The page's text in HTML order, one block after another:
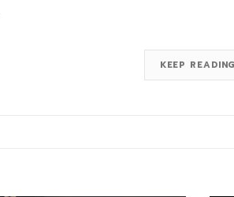
KEEP READING